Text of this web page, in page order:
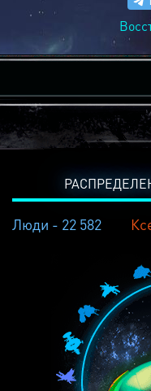
Люди - 22 582